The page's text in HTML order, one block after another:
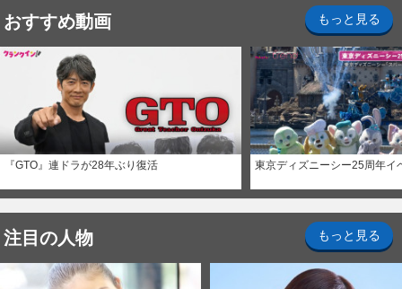
おすすめ動画 もっと見る
『GTO』連ドラが28年ぶり復活 東京ディズニーシー25周年イ
注目の人物 もっと見る